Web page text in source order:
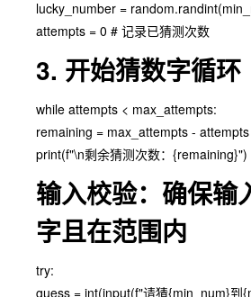
lucky_number =
attempts = 0 # 记录已猜测次数
3. 开始猜数字循环
while attempts < max_attempts:
remaining = max_attempts - attempts
print(f"\n剩余猜测次数：{remaining}")
输入校验：确保输
字且在范围内
try:
guess = int(input(f"请猜{min_num}到